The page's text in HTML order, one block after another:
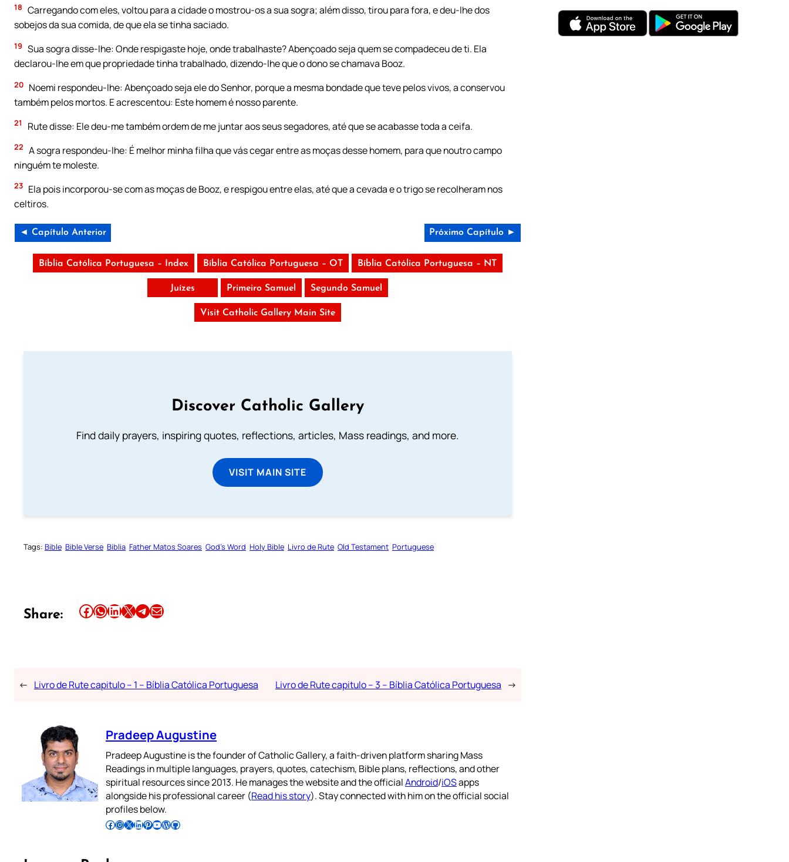
18 Carregando com eles, voltou para a cidade o mostrou-os a sua sogra; além disso, tirou para fora, e deu-lhe dos
sobejos da sua comida, de que ela se tinha saciado.
19 Sua sogra disse-lhe: Onde respigaste hoje, onde trabalhaste? Abençoado seja quem se compadeceu de ti. Ela
declarou-lhe em que propriedade tinha trabalhado, dizendo-lhe que o dono se chamava Booz.
20 Noemi respondeu-lhe: Abençoado seja ele do Senhor, porque a mesma bondade que teve pelos vivos, a conservou
também pelos mortos. E acrescentou: Este homem é nosso parente.
21 Rute disse: Ele deu-me também ordem de me juntar aos seus segadores, até que se acabasse toda a ceifa.
22 A sogra respondeu-lhe: É melhor minha filha que vás cegar entre as moças desse homem, para que noutro campo
ninguém te moleste.
23 Ela pois incorporou-se com as moças de Booz, e respigou entre elas, até que a cevada e o trigo se recolheram nos
celtiros.
◄ Capítulo Anterior Próximo Capítulo ►
Bíblia Católica Portuguesa – Index Bíblia Católica Portuguesa – OT Bíblia Católica Portuguesa – NT
Juízes Primeiro Samuel Segundo Samuel
Visit Catholic Gallery Main Site
Discover Catholic Gallery
Find daily prayers, inspiring quotes, reflections, articles, Mass readings, and more.
VISIT MAIN SITE
Tags: Bible Bible Verse Biblia Father Matos Soares God’s Word Holy Bible Livro de Rute Old Testament Portuguese
Share: Share this article on Facebook Share this article on WhatsApp Share this article on LinkedIn Share this article on X Share this article on TelegramEmail this Article
← Livro de Rute capitulo – 1 – Bíblia Católica Portuguesa Livro de Rute capitulo – 3 – Bíblia Católica Portuguesa →
Pradeep Augustine
Pradeep Augustine is the founder of Catholic Gallery, a faith-driven platform sharing Mass
Readings in multiple languages, prayers, quotes, catechism, Bible plans, reflections, and other
spiritual resources since 2013. He manages the website and the officialAndroid/iOSapps
alongside his professional career (Read his story). Stay connected with him on the official social
profiles below.
Follow Pradeep on Facebook Follow Pradeep on InstagramFollow Pradeep on X Follow Pradeep on LinkedIn Follow Pradeep on Pinterest Subscribe to Pradeep’s Youtube Channel Follow Pradeep on WordPress Follow Pradeep on GitHub